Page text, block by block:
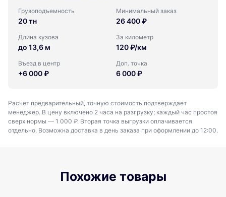
Грузоподъемность
20 тн
Минимальный заказ
26 400 ₽
Длина кузова
до 13,6 м
За километр
120 ₽/км
Въезд в центр
+6 000 ₽
Доп. точка
6 000 ₽
Расчёт предварительный, точную стоимость подтверждает
менеджер. В цену включено 2 часа на разгрузку; каждый час простоя
сверх нормы — 1 000 ₽. Вторая точка выгрузки оплачивается
отдельно. Возможна доставка в день заказа при оформлении до 12:00.
Похожие товары